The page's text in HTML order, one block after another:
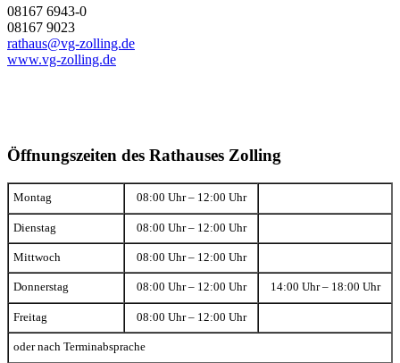
08167 6943-0
08167 9023
rathaus@vg-zolling.de
www.vg-zolling.de
Öffnungszeiten des Rathauses Zolling
Montag 08:00 Uhr – 12:00 Uhr
Dienstag 08:00 Uhr – 12:00 Uhr
Mittwoch 08:00 Uhr – 12:00 Uhr
Donnerstag 08:00 Uhr – 12:00 Uhr 14:00 Uhr – 18:00 Uhr
Freitag 08:00 Uhr – 12:00 Uhr
oder nach Terminabsprache